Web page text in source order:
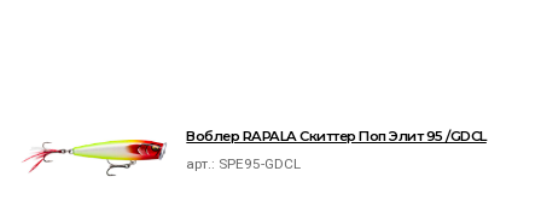
Воблер RAPALA Скиттер Поп Элит 95 /GDCL
арт.: SPE95-GDCL